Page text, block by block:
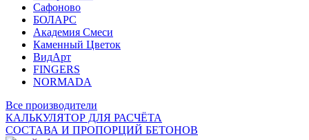
Сафоново
БОЛАРС
Академия Смеси
Каменный Цветок
ВидАрт
FINGERS
NORMADA
Все производители
КАЛЬКУЛЯТОР ДЛЯ РАСЧЁТА
СОСТАВА И ПРОПОРЦИЙ БЕТОНОВ